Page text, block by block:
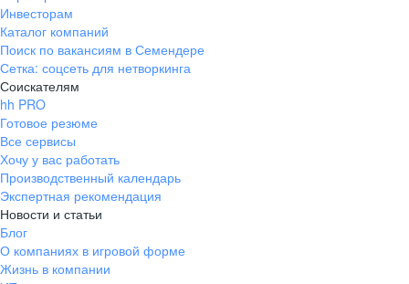
Инвесторам
Каталог компаний
Поиск по вакансиям в Семендере
Сетка: соцсеть для нетворкинга
Соискателям
hh PRO
Готовое резюме
Все сервисы
Хочу у вас работать
Производственный календарь
Экспертная рекомендация
Новости и статьи
Блог
О компаниях в игровой форме
Жизнь в компании